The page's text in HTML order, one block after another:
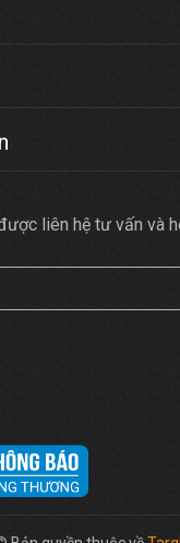
liên hệ tư vấn và